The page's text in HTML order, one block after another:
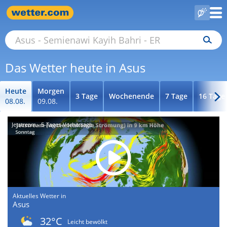
Das Wetter heute in Asus
Heute
08.08.
Morgen
09.08.
3 Tage Wochenende 7 Tage 16 Tage
Jetstream - 5-Tages-Vorhersage
Aktuelles Wetter in
Asus
32°C
Leicht bewölkt